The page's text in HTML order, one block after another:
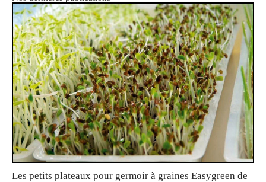
Les petits plateaux pour germoir à graines Easygreen de